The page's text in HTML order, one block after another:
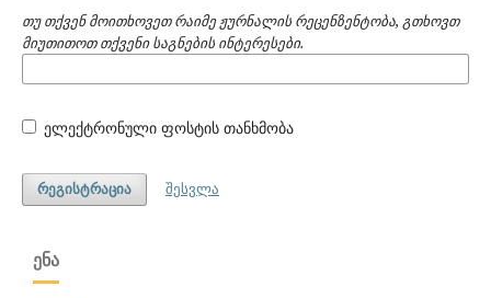
თუ თქვენ მოითხოვეთ რაიმე ჟურნალის რეცენზენტობა, გთხოვთ
მიუთითოთ თქვენი საგნების ინტერესები.
ელექტრონული ფოსტის თანხმობა
რეგისტრაცია შესვლა
ᲔᲜᲐ